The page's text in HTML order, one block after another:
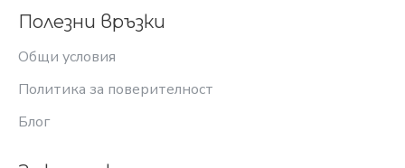
Полезни връзки
Общи условия
Политика за поверителност
Блог